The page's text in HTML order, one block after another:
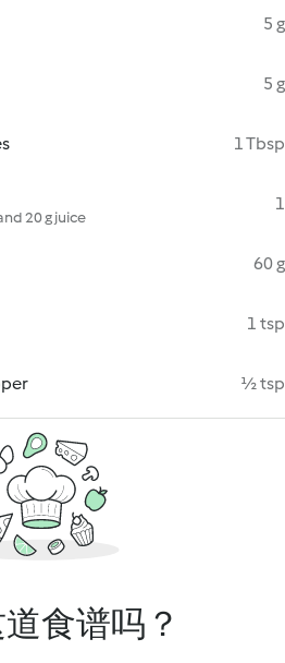
5 g
5 g
1 Tbsp
20 g juice
1
60 g
1 tsp
½ tsp
食谱吗？